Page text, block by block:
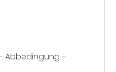
Abbedingung -